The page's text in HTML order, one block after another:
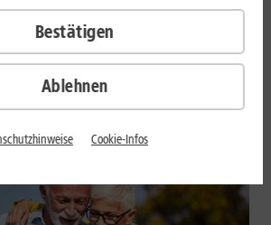
Akkulaufzeit sind 2026 gefragter denn
die besonders lange durchhalten,
Einflussfaktoren und vergleicht Geräte mit
Energieeffizienz.
Ablehnen
Bestätigen
Cookie-Infos